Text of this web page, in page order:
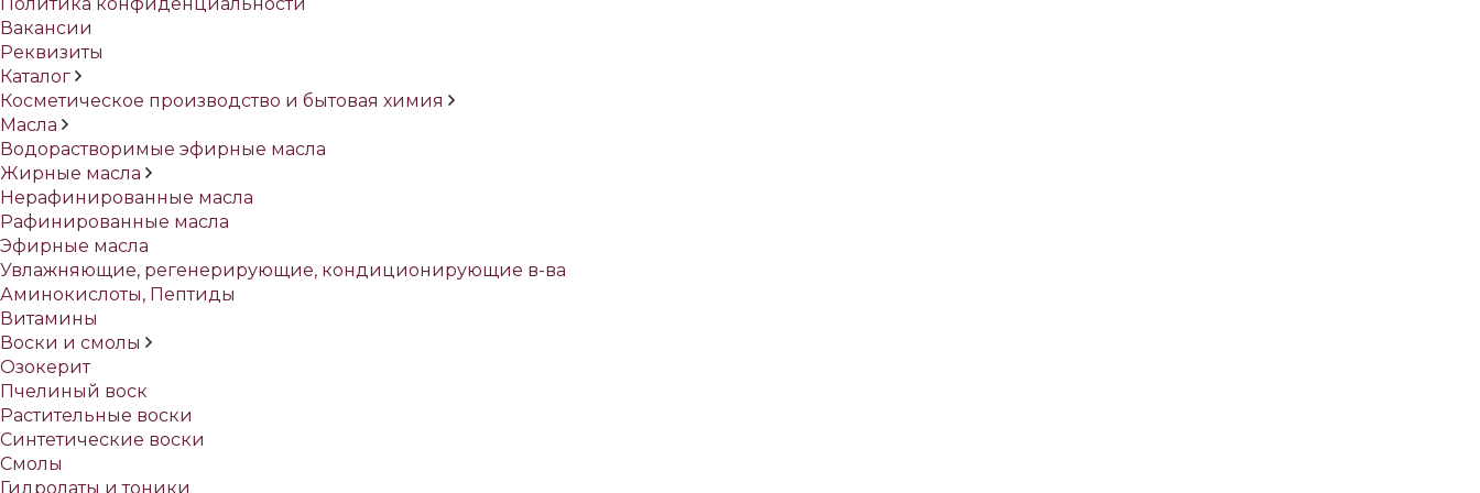
Вакансии
Реквизиты
Каталог
Косметическое производство и бытовая химия
Масла
Водорастворимые эфирные масла
Жирные масла
Нерафинированные масла
Рафинированные масла
Эфирные масла
Увлажняющие, регенерирующие, кондиционирующие в-ва
Аминокислоты, Пептиды
Витамины
Воски и смолы
Озокерит
Пчелиный воск
Растительные воски
Синтетические воски
Смолы
Гидролаты и тоники